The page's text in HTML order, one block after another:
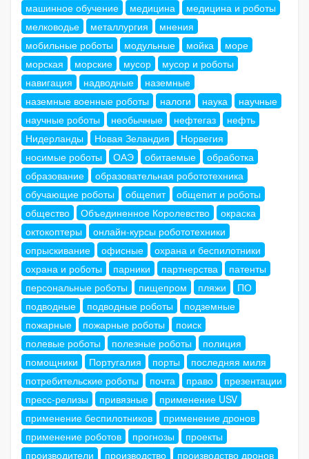
машинное обучение
медицина
медицина и роботы
мелководье
металлургия
мнения
мобильные роботы
модульные мойка
море
морская
морские мусор
мусор и роботы
навигация
надводные
наземные
наземные военные роботы
налоги наука
научные
научные роботы
необычные нефтегаз
нефть
Нидерланды
Новая Зеландия
Норвегия
носимые роботы
ОАЭ обитаемые
обработка
образование
образовательная робототехника
обучающие роботы
общепит
общепит и роботы
общество
Объединенное Королевство
окраска
октокоптеры
онлайн-курсы робототехники
опрыскивание
офисные
охрана и беспилотники
охрана и роботы
парники партнерства
патенты
персональные роботы
пищепром пляжи
ПО
подводные
подводные роботы
подземные
пожарные
пожарные роботы
поиск
полевые роботы
полезные роботы
полиция
помощники
Португалия порты
последняя миля
потребительские роботы
почта право
презентации
пресс-релизы
привязные
применение USV
применение беспилотников
применение дронов
применение роботов
прогнозы
проекты
производители
производство
производство дронов